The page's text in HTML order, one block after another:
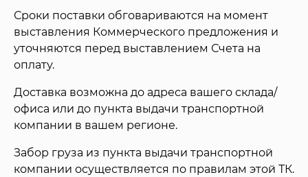
Сроки поставки обговариваются на момент
выставления Коммерческого предложения и
уточняются перед выставлением Счета на
оплату.
Доставка возможна до адреса вашего склада/
офиса или до пункта выдачи транспортной
компании в вашем регионе.
Забор груза из пункта выдачи транспортной
компании осуществляется по правилам этой ТК.